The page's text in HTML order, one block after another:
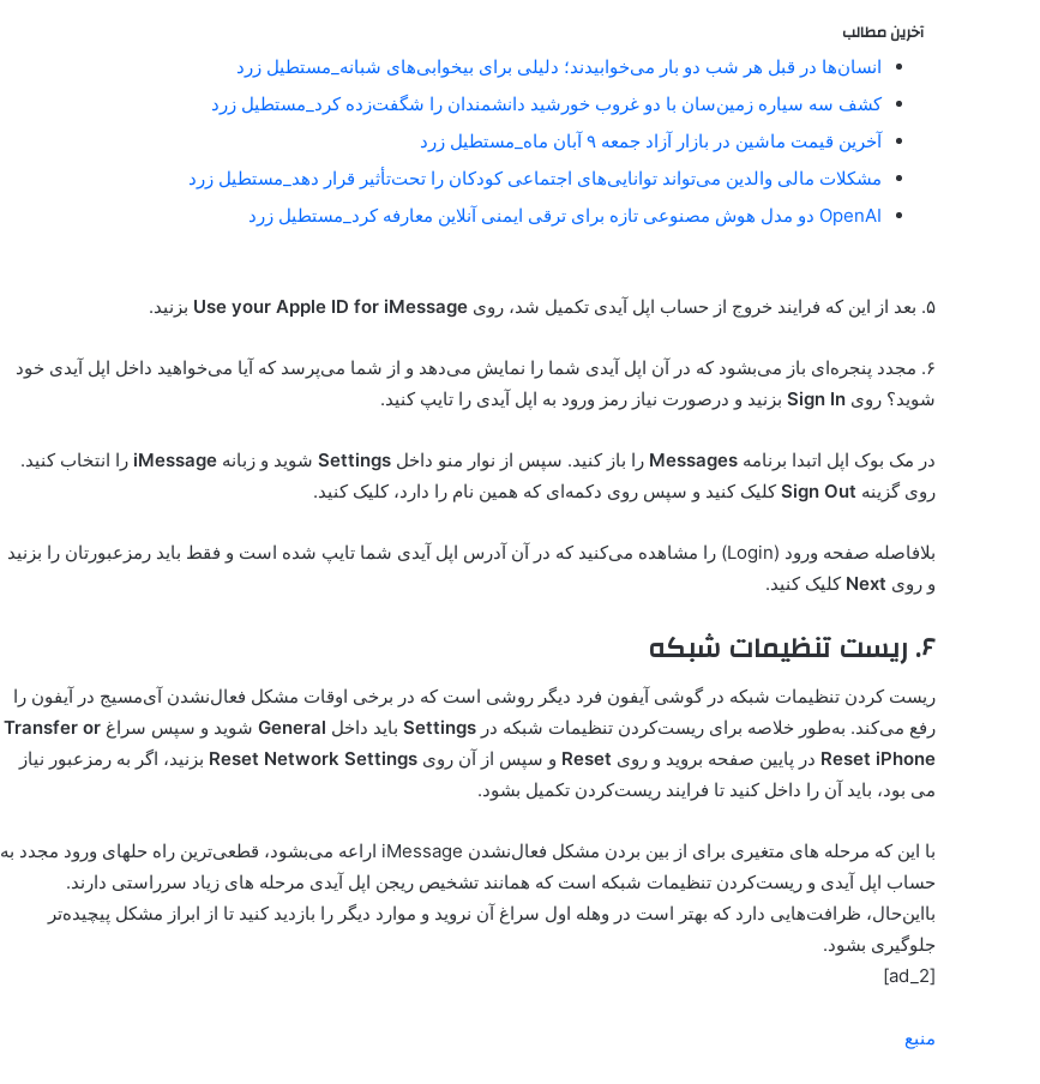
آخرین مطالب
انسان‌ها در قبل هر شب دو بار می‌خوابیدند؛ دلیلی برای بیخوابی‌های شبانه_مستطیل زرد
کشف سه سیاره زمین‌سان با دو غروب خورشید دانشمندان را شگفت‌زده کرد_مستطیل زرد
آخرین قیمت ماشین در بازار آزاد جمعه ۹ آبان ماه_مستطیل زرد
مشکلات مالی والدین می‌تواند توانایی‌های اجتماعی کودکان را تحت‌تأثیر قرار دهد_مستطیل زرد
OpenAI دو مدل هوش مصنوعی تازه برای ترقی ایمنی آنلاین معارفه کرد_مستطیل زرد
۵. بعد‌ از این که فرایند خروج از حساب اپل آیدی تکمیل شد، روی Use your Apple ID for iMessage بزنید.
۶. مجدد پنجره‌ای باز می‌بشود که در آن اپل آیدی شما را نمایش می‌دهد و از شما می‌پرسد که آیا می‌خواهید داخل اپل آیدی خود
شوید؟ روی Sign In بزنید و درصورت نیاز رمز ورود به اپل آیدی را تایپ کنید.
در مک بوک اپل اتبدا برنامه Messages را باز کنید. سپس از نوار منو داخل Settings شوید و زبانه iMessage را انتخاب کنید.
روی گزینه Sign Outکلیک کنید و سپس روی دکمه‌ای که همین نام را دارد، کلیک کنید.
بلافاصله صفحه ورود (Login) را مشاهده می‌کنید که در آن آدرس اپل آیدی شما تایپ شده است و فقط باید رمزعبورتان را بزنید
و روی Next کلیک کنید.
۶. ریست تنظیمات شبکه
ریست کردن تنظیمات شبکه در گوشی آیفون فرد دیگر روشی است که در برخی اوقات مشکل فعال‌نشدن آی‌مسیج در آیفون را
رفع می‌کند. به‌طور خلاصه برای ریست‌کردن تنظیمات شبکه در Settings باید داخل General شوید و سپس سراغ Transfer or
Reset iPhone در پایین صفحه بروید و روی Reset و سپس از آن روی Reset Network Settings
بزنید، اگر به رمزعبور نیاز
می بود، باید آن را داخل کنید تا فرایند ریست‌کردن تکمیل بشود.
با این که مرحله های متغیری برای از بین بردن مشکل فعال‌نشدن iMessage اراعه می‌بشود، قطعی‌ترین راه حلهای ورود مجدد به
حساب اپل آیدی و ریست‌کردن تنظیمات شبکه است که همانند تشخیص ریجن اپل آیدی مرحله های زیاد سرراستی دارند.
بااین‌حال، ظرافت‌هایی دارد که بهتر است در وهله اول سراغ آن نروید و موارد دیگر را بازدید کنید تا از ابراز مشکل پیچیده‌تر
جلوگیری بشود.
[ad_2]
منبع